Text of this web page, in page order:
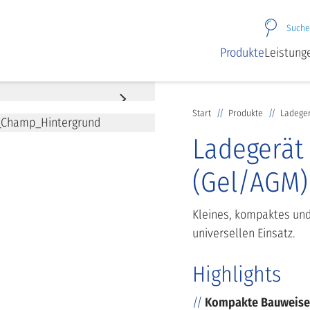
Produkte
Suche
Start Produkte
Ladegerät
(Gel/AGM)
Kleines, kompaktes
universellen Einsatz.
Highlights
Kompakte Bauweise